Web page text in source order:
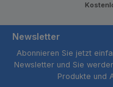
Newsletter
Abonnieren Sie jetzt
Newsletter und Sie
Produkte und